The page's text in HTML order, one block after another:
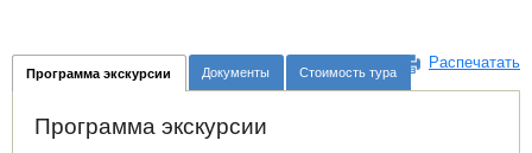
Программа экскурсии Документы Стоимость тура
Программа экскурсии
Распечатать